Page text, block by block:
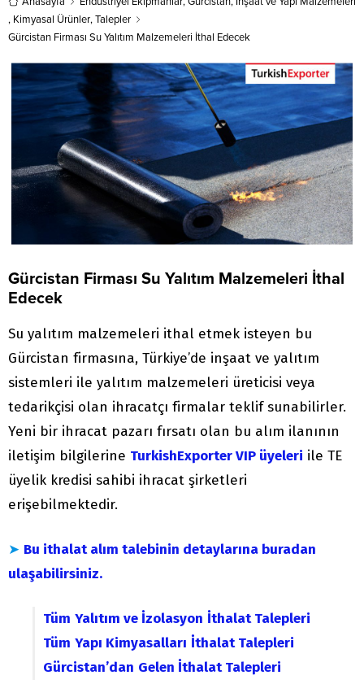
Almak İstiyorSuudi Arabistan’dan
Alıcı, Çocuk Giyim Tedarikçisi
TalepleriMacaristan’dan Gelen
, Kimyasal Ürünler,Talepler
Gürcistan Firması Su Yalıtım Malzemeleri İthal Edecek
Gürcistan Firması Su Yalıtım Malzemeleri İthal
Edecek
Su yalıtım malzemeleri ithal etmek isteyen bu
Gürcistan firmasına, Türkiye’de inşaat ve yalıtım
sistemleri ile yalıtım malzemeleri üreticisi veya
tedarikçisi olan ihracatçı firmalar teklif sunabilirler.
Yeni bir ihracat pazarı fırsatı olan bu alım ilanının
iletişim bilgilerine TurkishExporter VIP üyeleri ile TE
üyelik kredisi sahibi ihracat şirketleri
erişebilmektedir.
➤ Bu ithalat alım talebinin detaylarına buradan
ulaşabilirsiniz.
Tüm Yalıtım ve İzolasyon İthalat Talepleri
Tüm Yapı Kimyasalları İthalat Talepleri
Gürcistan’dan Gelen İthalat Talepleri